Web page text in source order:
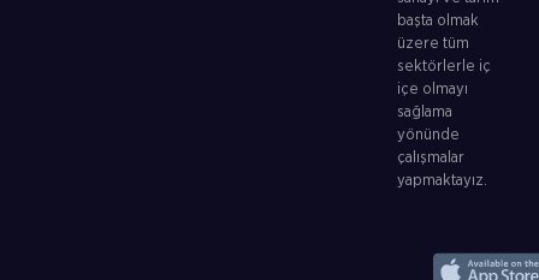
başta olmak
üzere tüm
sektörlerle iç
içe olmayı
sağlama
yönünde
çalışmalar
yapmaktayız.